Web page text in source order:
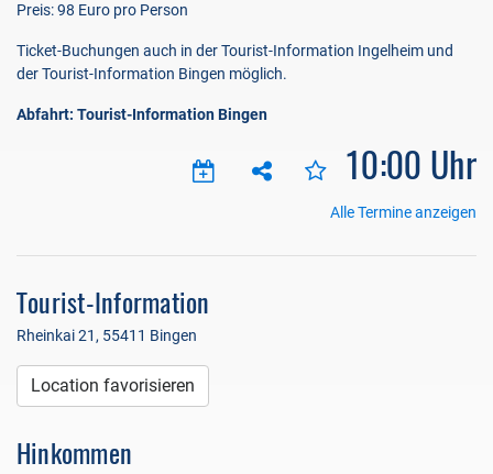
Preis: 98 Euro pro Person
Ticket-Buchungen auch in der Tourist-Information Ingelheim und
der Tourist-Information Bingen möglich.
Abfahrt: Tourist-Information Bingen
10:00 Uhr
Alle Termine anzeigen
Tourist-Information
Rheinkai 21, 55411 Bingen
Location favorisieren
Hinkommen